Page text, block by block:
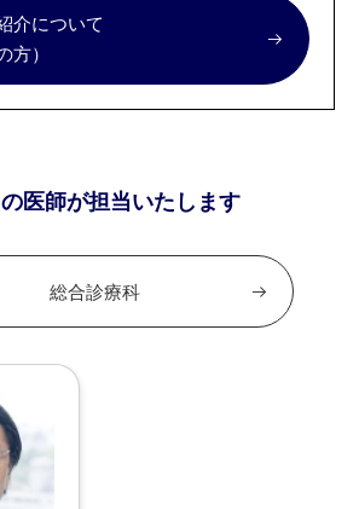
介について
方）
医師が担当いたします
総合診療科